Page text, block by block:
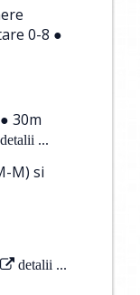
0-8 ●
30m
detalii ...
M) si
detalii ...